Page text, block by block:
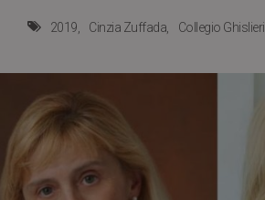
2019 Cinzia Zuffada Collegio Ghislieri